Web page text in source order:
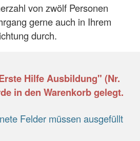
von zwölf Personen
gerne auch in Ihrem
durch.
Hilfe Ausbildung" (Nr.
in den Warenkorb gelegt.
Felder müssen ausgefüllt